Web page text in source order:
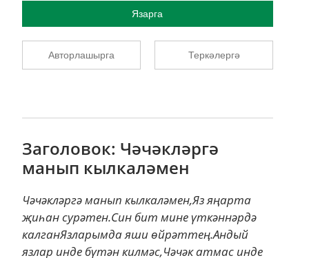
Язарга
Авторлашырга Теркәлергә
Заголовок: Чәчәкләргә
манып кылкаләмен
Чәчәкләргә манып кылкаләмен,Яз яңарта
җиһан сурәтен.Син бит мине үткәннәрдә
калганЯзларымда яши өйрәттең.Андый
язлар инде бүтән килмәс,Чәчәк атмас инде